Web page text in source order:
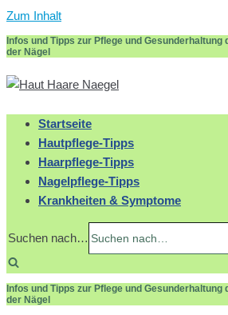
Zum Inhalt
Infos und Tipps zur Pflege und Gesunderhaltung
der Nägel
Startseite
Hautpflege-Tipps
Haarpflege-Tipps
Nagelpflege-Tipps
Krankheiten & Symptome
Suchen nach…
Infos und Tipps zur Pflege und Gesunderhaltung
der Nägel